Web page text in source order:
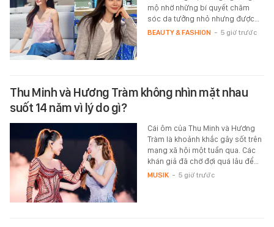
mộ nhờ những bí quyết chăm
sóc da tưởng nhỏ nhưng được…
BEAUTY & FASHION - 5 giờ trước
Thu Minh và Hương Tràm không nhìn mặt nhau
suốt 14 năm vì lý do gì?
Cái ôm của Thu Minh và Hương
Tràm là khoảnh khắc gây sốt trên
mạng xã hội một tuần qua. Các
khán giả đã chờ đợi quá lâu để…
MUSIK - 5 giờ trước